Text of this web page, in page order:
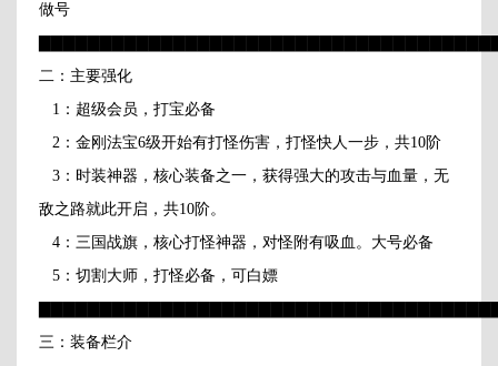
做号
二：主要强化
1：超级会员，打宝必备
2：金刚法宝6级开始有打怪伤害，打怪快人一步，共10阶
3：时装神器，核心装备之一，获得强大的攻击与血量，无
敌之路就此开启，共10阶。
4：三国战旗，核心打怪神器，对怪附有吸血。大号必备
5：切割大师，打怪必备，可白嫖
三：装备栏介